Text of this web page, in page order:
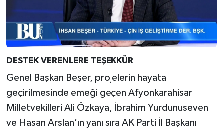
DESTEK VERENLERE TEŞEKKÜR
Genel Başkan Beşer, projelerin hayata
geçirilmesinde emeği geçen Afyonkarahisar
Milletvekilleri Ali Özkaya, İbrahim Yurdunuseven
ve Hasan Arslan’ın yanı sıra AK Parti İl Başkanı